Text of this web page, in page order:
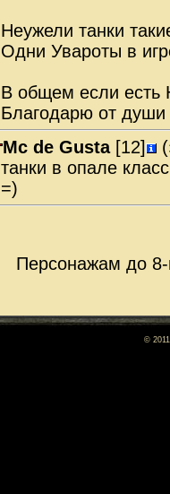
Неужели танки
Одни Увароты в
В общем если есть
Благодарю от души
Mc de Gusta[12] (
танки в опале
=)
Персонажам до
©